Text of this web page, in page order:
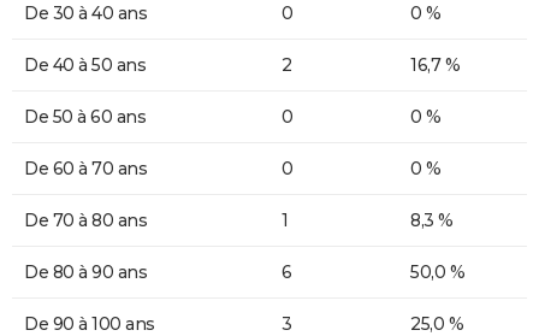
De 30 à 40 ans 0 0 %
De 40 à 50 ans 2 16,7 %
De 50 à 60 ans 0 0 %
De 60 à 70 ans 0 0 %
De 70 à 80 ans 1 8,3 %
De 80 à 90 ans 6 50,0 %
De 90 à 100 ans 3 25,0 %